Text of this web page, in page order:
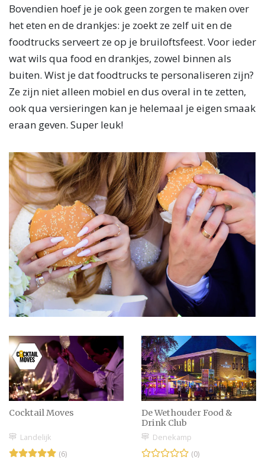
Bovendien hoef je je ook geen zorgen te maken over
het eten en de drankjes: je zoekt ze zelf uit en de
foodtrucks serveert ze op je bruiloftsfeest. Voor ieder
wat wils qua food en drankjes, zowel binnen als
buiten. Wist je dat foodtrucks te personaliseren zijn?
Ze zijn niet alleen mobiel en dus overal in te zetten,
ook qua versieringen kan je helemaal je eigen smaak
eraan geven. Super leuk!
Cocktail Moves
Landelijk
(6)
De Wethouder Food &
Drink Club
Denekamp
(0)